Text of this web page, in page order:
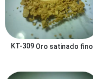
KT-309 Oro satinado fino